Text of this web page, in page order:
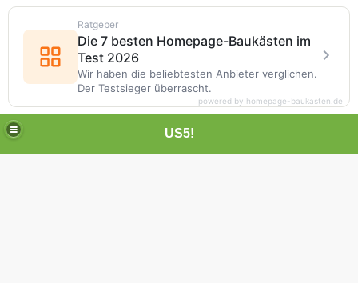
US5!
Ratgeber
Die 7 besten Homepage-Baukästen im
Test 2026
Wir haben die beliebtesten Anbieter verglichen.
Der Testsieger überrascht.
powered by homepage-baukasten.de